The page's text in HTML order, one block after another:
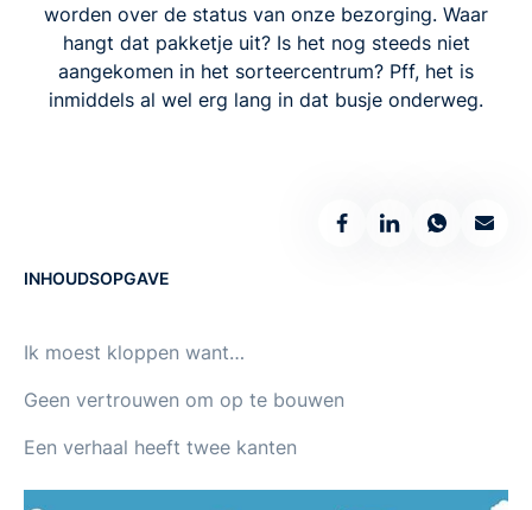
worden over de status van onze bezorging. Waar
hangt dat pakketje uit? Is het nog steeds niet
aangekomen in het sorteercentrum? Pff, het is
inmiddels al wel erg lang in dat busje onderweg.
INHOUDSOPGAVE
Ik moest kloppen want…
Geen vertrouwen om op te bouwen
Een verhaal heeft twee kanten